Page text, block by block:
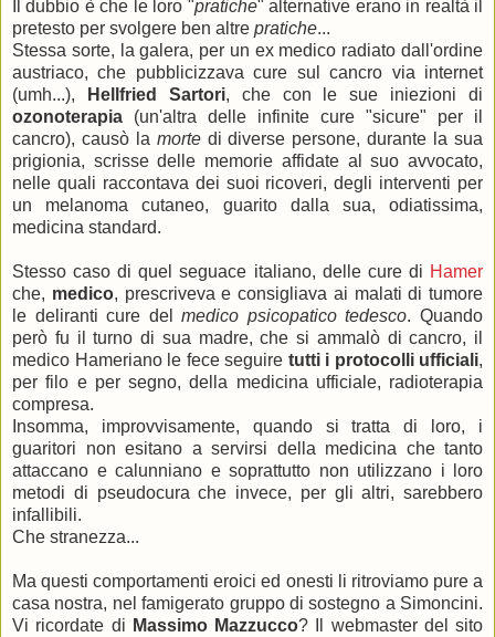
Il dubbio è che le loro "pratiche" alternative erano in realtà il
pretesto per svolgere ben altre pratiche...
Stessa sorte, la galera, per un ex medico radiato dall'ordine
austriaco, che pubblicizzava cure sul cancro via internet
(umh...),
Hellfried Sartori, che con le sue iniezioni di
ozonoterapia (un'altra delle infinite cure "sicure" per il
cancro), causò la morte di diverse persone, durante la sua
prigionia, scrisse delle memorie affidate al suo avvocato,
nelle quali raccontava dei suoi ricoveri, degli interventi per
un melanoma cutaneo, guarito dalla sua, odiatissima,
medicina standard.
Stesso caso di quel seguace italiano, delle cure di Hamer
che, medico, prescriveva e consigliava ai malati di tumore
le deliranti cure delmedico psicopatico tedesco. Quando
però fu il turno di sua madre, che si ammalò di cancro, il
medico Hameriano le fece seguire tutti i protocolli ufficiali,
per filo e per segno, della medicina ufficiale, radioterapia
compresa.
Insomma, improvvisamente, quando si tratta di loro, i
guaritori non esitano a servirsi della medicina che tanto
attaccano e calunniano e soprattutto non utilizzano i loro
metodi di pseudocura che invece, per gli altri, sarebbero
infallibili.
Che stranezza...
Ma questi comportamenti eroici ed onesti li ritroviamo pure a
casa nostra, nel famigerato gruppo di sostegno a Simoncini.
Vi ricordate di Massimo Mazzucco? Il webmaster del sito